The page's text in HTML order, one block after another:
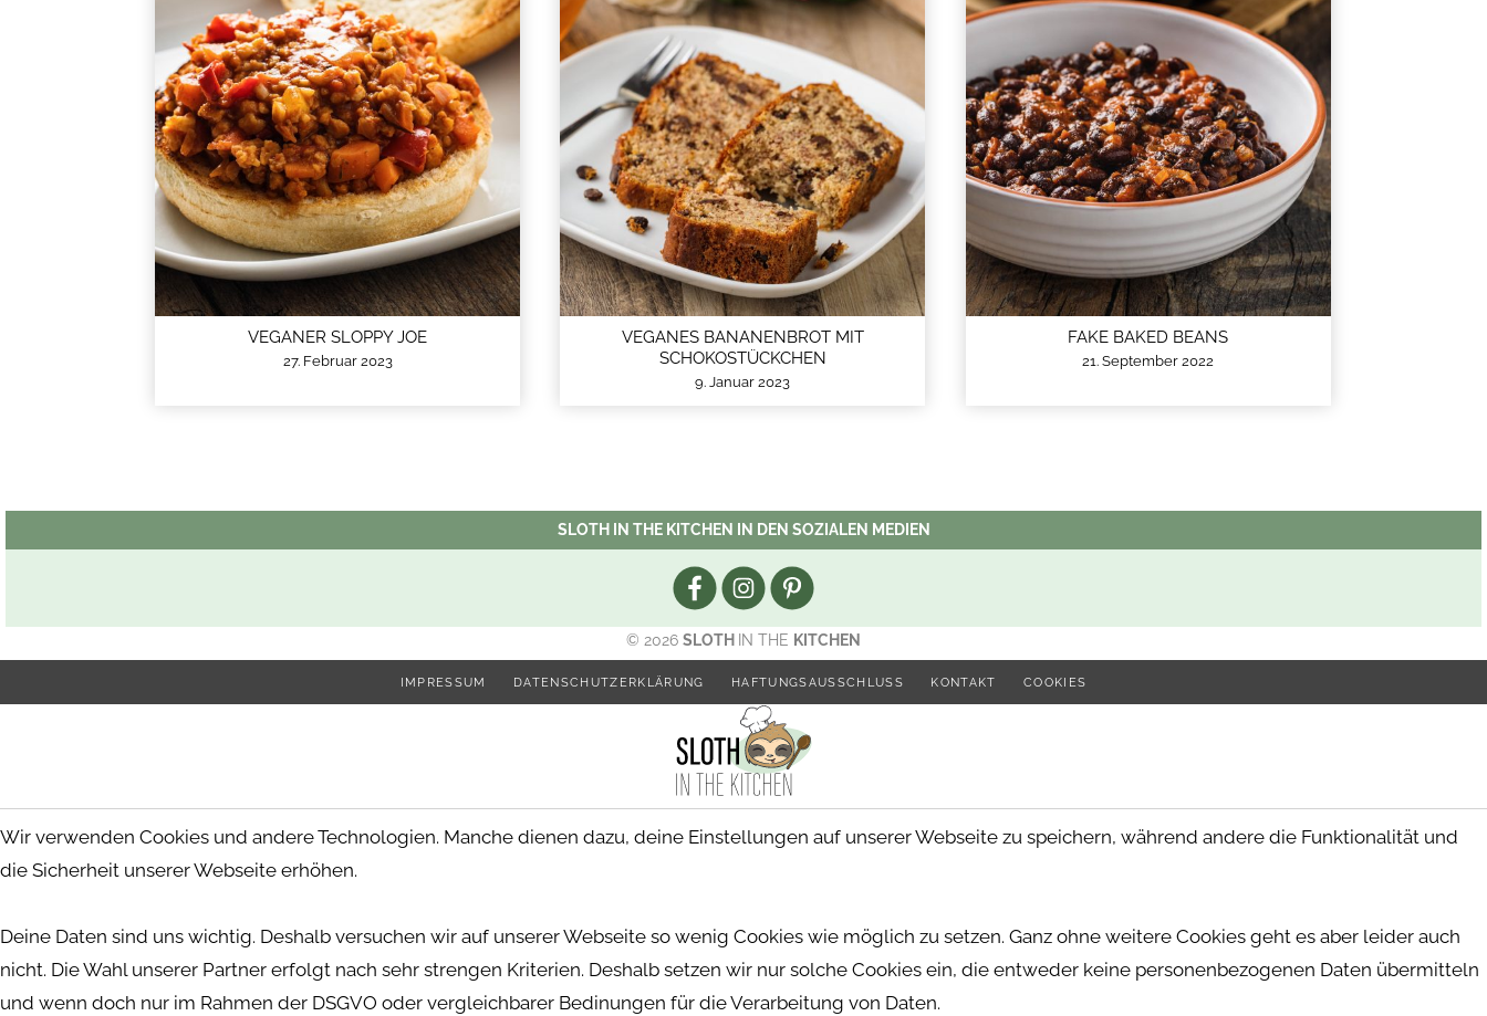
VEGANER SLOPPY JOE
27. Februar 2023
VEGANES BANANENBROT MIT
SCHOKOSTÜCKCHEN
9. Januar 2023
FAKE BAKED BEANS
21. September 2022
SLOTH IN THE KITCHEN IN DEN SOZIALEN MEDIEN
© 2026 SLOTH IN THE KITCHEN
IMPRESSUM DATENSCHUTZERKLÄRUNG HAFTUNGSAUSSCHLUSS KONTAKT COOKIES
Wir verwenden Cookies und andere Technologien. Manche dienen dazu, deine Einstellungen auf unserer Webseite zu speichern, während andere die Funktionalität und
die Sicherheit unserer Webseite erhöhen.
Deine Daten sind uns wichtig. Deshalb versuchen wir auf unserer Webseite so wenig Cookies wie möglich zu setzen. Ganz ohne weitere Cookies geht es aber leider auch
nicht. Die Wahl unserer Partner erfolgt nach sehr strengen Kriterien. Deshalb setzen wir nur solche Cookies ein, die entweder keine personenbezogenen Daten übermitteln
und wenn doch nur im Rahmen der DSGVO oder vergleichbarer Bedinungen für die Verarbeitung von Daten.